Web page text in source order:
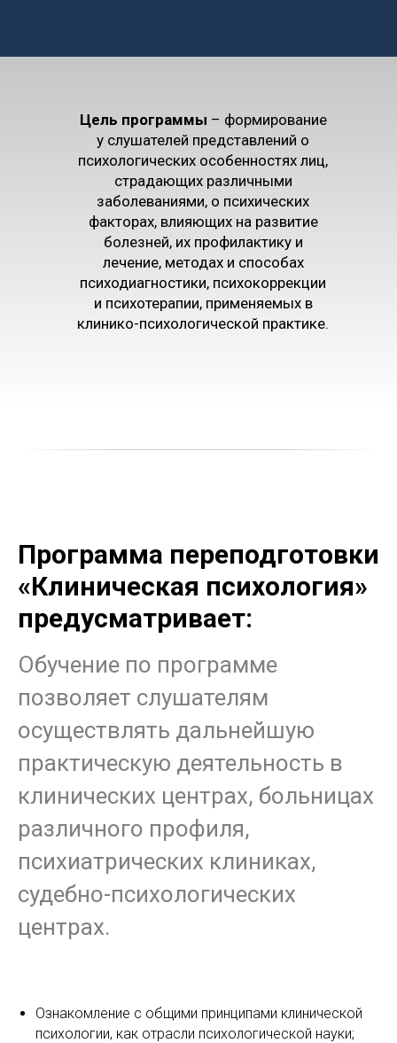
Цель программы – формирование
у слушателей представлений о
психологических особенностях лиц,
страдающих различными
заболеваниями, о психических
факторах, влияющих на развитие
болезней, их профилактику и
лечение, методах и способах
психодиагностики, психокоррекции
и психотерапии, применяемых в
клинико-психологической практике.
Программа переподготовки
«Клиническая психология»
предусматривает:
Обучение по программе
позволяет слушателям
осуществлять дальнейшую
практическую деятельность в
клинических центрах, больницах
различного профиля,
психиатрических клиниках,
судебно-психологических
центрах.
Ознакомление с общими принципами клинической
психологии, как отрасли психологической науки;